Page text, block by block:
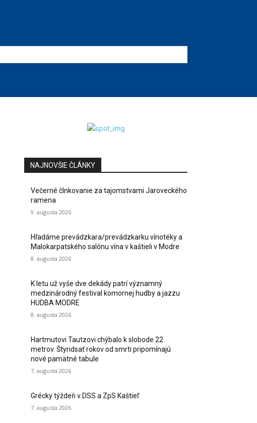
NAJNOVŠIE ČLÁNKY
Večerné člnkovanie za tajomstvami Jaroveckého
ramena
9. augusta 2026
Hľadáme prevádzkara/prevádzkarku vínotéky a
Malokarpatského salónu vína v kaštieli v Modre
8. augusta 2026
K letu už vyše dve dekády patrí významný
medzinárodný festival komornej hudby a jazzu
HUDBA MODRE
8. augusta 2026
Hartmutovi Tautzovi chýbalo k slobode 22
metrov. Štyridsať rokov od smrti pripomínajú
nové pamätné tabule
7. augusta 2026
Grécky týždeň v DSS a ZpS Kaštieľ
7. augusta 2026